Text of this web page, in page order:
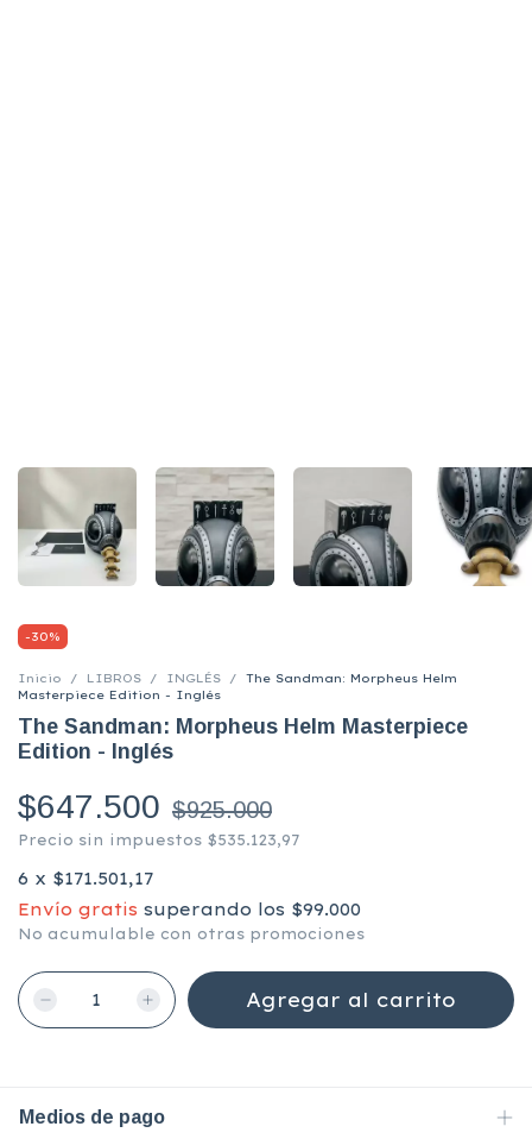
-30%
Inicio / LIBROS / INGLÉS /
The Sandman: Morpheus Helm
Masterpiece Edition - Inglés
The Sandman: Morpheus Helm Masterpiece
Edition - Inglés
$647.500 $925.000
Precio sin impuestos $535.123,97
6 x $171.501,17
Envío gratis superando los $99.000
No acumulable con otras promociones
Medios de pago